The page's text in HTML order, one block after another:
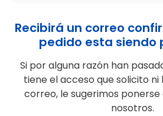
Recibirá un correo
pedido esta siendo
Si por alguna razón han
tiene el acceso que solicito
correo, le sugerimos
nosotros.